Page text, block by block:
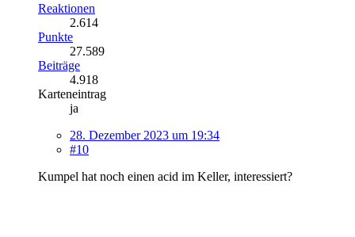
Reaktionen
2.614
Punkte
27.589
Beiträge
4.918
Karteneintrag
ja
28. Dezember 2023 um 19:34
#10
Kumpel hat noch einen acid im Keller, interessiert?